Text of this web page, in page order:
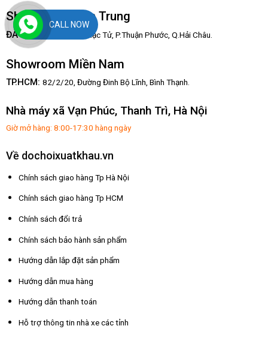
Showroom Miền Trung
ĐÀ NẴNG 67/3 Hàn Mạc Tử, P.Thuận Phước, Q.Hải Châu.
Showroom Miền Nam
TP.HCM: 82/2/20, Đường Đinh Bộ Lĩnh, Bình Thạnh.
Nhà máy xã Vạn Phúc, Thanh Trì, Hà Nội
Giờ mở hàng: 8:00-17:30 hàng ngày
Về dochoixuatkhau.vn
Chính sách giao hàng Tp Hà Nội
Chính sách giao hàng Tp HCM
Chính sách đổi trả
Chính sách bảo hành sản phẩm
Hướng dẫn lắp đặt sản phẩm
Hướng dẫn mua hàng
Hướng dẫn thanh toán
Hỗ trợ thông tin nhà xe các tỉnh
CALL NOW